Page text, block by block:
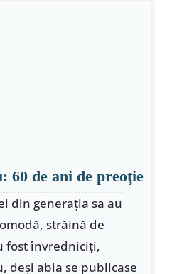
60 de ani de preoţie
din generaţia sa au
străină de
fost învredniciţi,
deşi abia se publicase